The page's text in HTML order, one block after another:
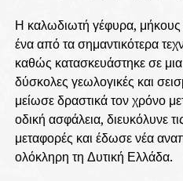
Η καλωδιωτή γέφυρα, μήκους
ένα από τα σημαντικότερα
καθώς κατασκευάστηκε σε μια
δύσκολες γεωλογικές και
μείωσε δραστικά τον χρόνο
οδική ασφάλεια, διευκόλυνε
μεταφορές και έδωσε νέα
ολόκληρη τη Δυτική Ελλάδα.